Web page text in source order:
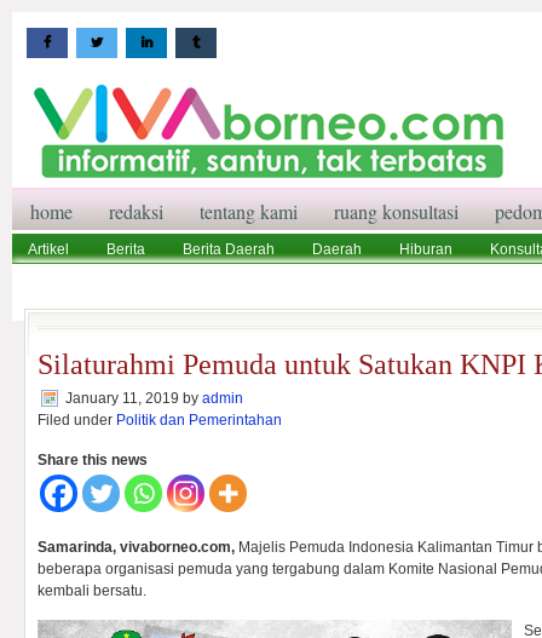
home redaksi tentang kami ruang konsultasi
Artikel Berita Berita Daerah Daerah Hiburan
Silaturahmi Pemuda untuk Satukan KNPI
January 11, 2019 by admin
Filed under Politik dan Pemerintahan
Share this news
Samarinda, vivaborneo.com, Majelis Pemuda Indonesia Kalimantan Timur
beberapa organisasi pemuda yang tergabung dalam Komite Nasional
kembali bersatu.